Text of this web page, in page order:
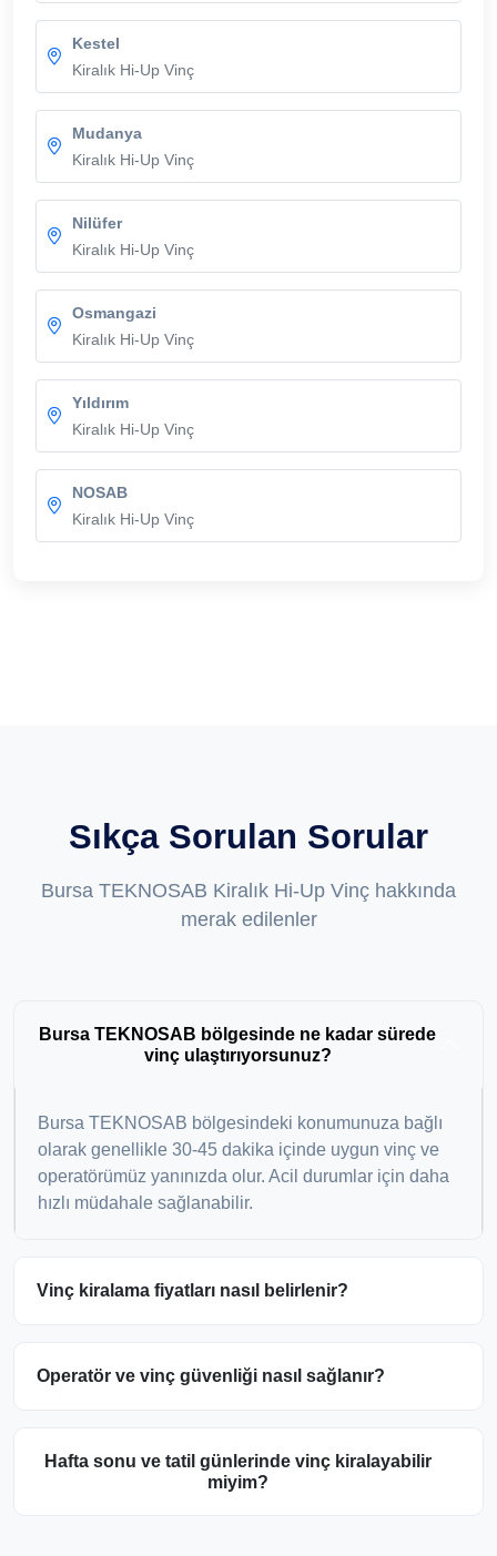
Kestel
Kiralık Hi-Up Vinç
Mudanya
Kiralık Hi-Up Vinç
Nilüfer
Kiralık Hi-Up Vinç
Osmangazi
Kiralık Hi-Up Vinç
Yıldırım
Kiralık Hi-Up Vinç
NOSAB
Kiralık Hi-Up Vinç
Sıkça Sorulan Sorular
Bursa TEKNOSAB Kiralık Hi-Up Vinç hakkında
merak edilenler
Bursa TEKNOSAB bölgesinde ne kadar sürede
vinç ulaştırıyorsunuz?
Bursa TEKNOSAB bölgesindeki konumunuza bağlı
olarak genellikle 30-45 dakika içinde uygun vinç ve
operatörümüz yanınızda olur. Acil durumlar için daha
hızlı müdahale sağlanabilir.
Vinç kiralama fiyatları nasıl belirlenir?
Operatör ve vinç güvenliği nasıl sağlanır?
Hafta sonu ve tatil günlerinde vinç kiralayabilir
miyim?